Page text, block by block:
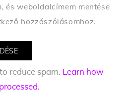
és weboldalcímem mentése
hozzászólásomhoz.
reduce spam. Learn how